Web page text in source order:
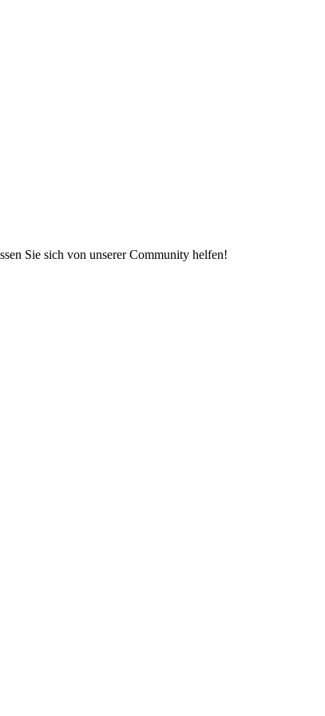
Sie sich von unserer Community helfen!